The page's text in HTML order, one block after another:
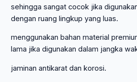
sehingga sangat cocok jika
dengan ruang lingkup yang luas.
menggunakan bahan material
lama jika digunakan dalam jangka
jaminan antikarat dan korosi.